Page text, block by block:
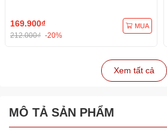
169.900₫
212.000₫ -20%
MUA
Xem tất cả
MÔ TẢ SẢN PHẨM